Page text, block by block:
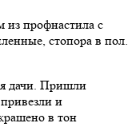
из профнастила с
стопора в пол.
дачи. Пришли
и
в тон